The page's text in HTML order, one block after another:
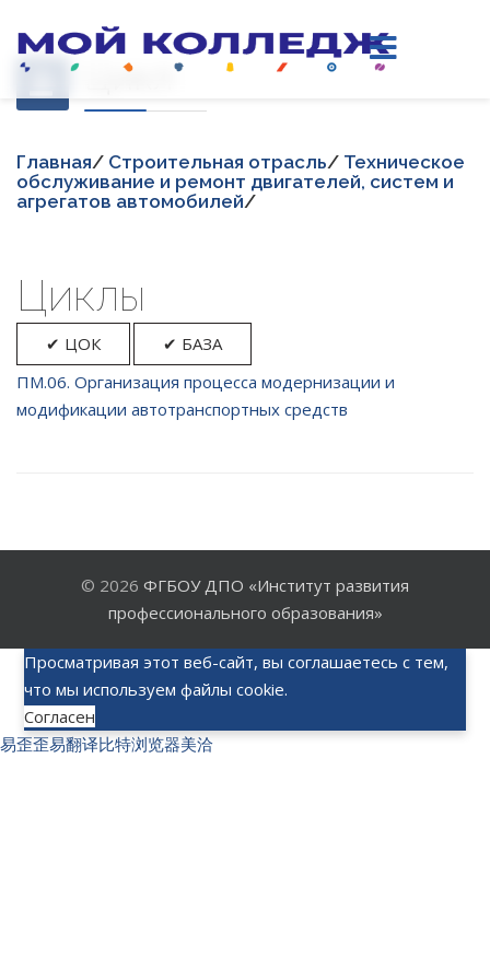
Цикл
Главная/ Строительная отрасль/ Техническое
обслуживание и ремонт двигателей, систем и
агрегатов автомобилей/
Циклы
✔ ЦОК
✔ БАЗА
ПМ.06. Организация процесса модернизации и
модификации автотранспортных средств
© 2026 ФГБОУ ДПО «Институт развития
профессионального образования»
Просматривая этот веб-сайт, вы соглашаетесь с тем,
что мы используем файлы cookie.
Согласен
易歪歪易翻译比特浏览器美洽